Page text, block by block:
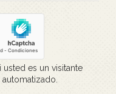
es un visitante